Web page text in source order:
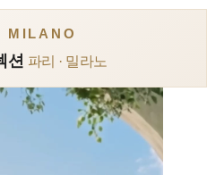
MILANO
션 파리 · 밀라노